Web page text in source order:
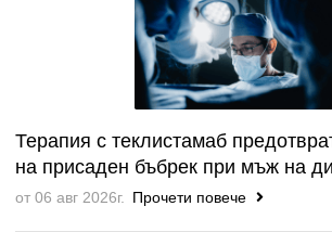
Терапия с теклистамаб
на присаден бъбрек при мъж на
от 06 авг 2026г. Прочети повече